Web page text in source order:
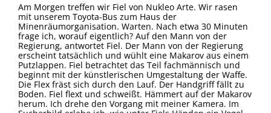
Am Morgen treffen wir Fiel von Nukleo Arte. Wir rasen
mit unserem Toyota-Bus zum Haus der
Minenräumorganisation. Warten. Nach etwa 30 Minuten
frage ich, worauf eigentlich? Auf den Mann von der
Regierung, antwortet Fiel. Der Mann von der Regierung
erscheint tatsächlich und wühlt eine Makarov aus einem
Putzlappen. Fiel betrachtet das Teil fachmännisch und
beginnt mit der künstlerischen Umgestaltung der Waffe.
Die Flex fräst sich durch den Lauf. Der Handgriff fällt zu
Boden. Fiel flext und schweißt. Hämmert auf der Makarov
herum. Ich drehe den Vorgang mit meiner Kamera. Im